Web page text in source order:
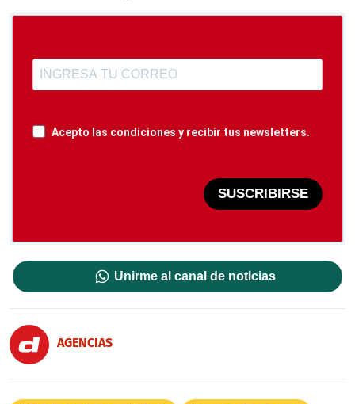
Acepto las condiciones y recibir tus newsletters.
SUSCRIBIRSE
Unirme al canal de noticias
AGENCIAS